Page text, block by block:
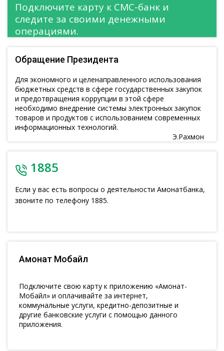
Подключите карту к СМС-банк и
следите за своими денежными
операциями.
Обращение Президента
Для экономного и целенаправленного использования
бюджетных средств в сфере государственных закупок
и предотвращения коррупции в этой сфере
необходимо внедрение системы электронных закупок
товаров и продуктов с использованием современных
информационных технологий.
Э.Рахмон
1885
Если у вас есть вопросы о деятельности Амонатбанка,
звоните по телефону 1885.
Амонат Мобайл
Подключите свою карту к приложению «Амонат-
Мобайл» и оплачивайте за интернет,
коммунальные услуги, кредитно-депозитные и
другие банковские услуги с помощью данного
приложения.